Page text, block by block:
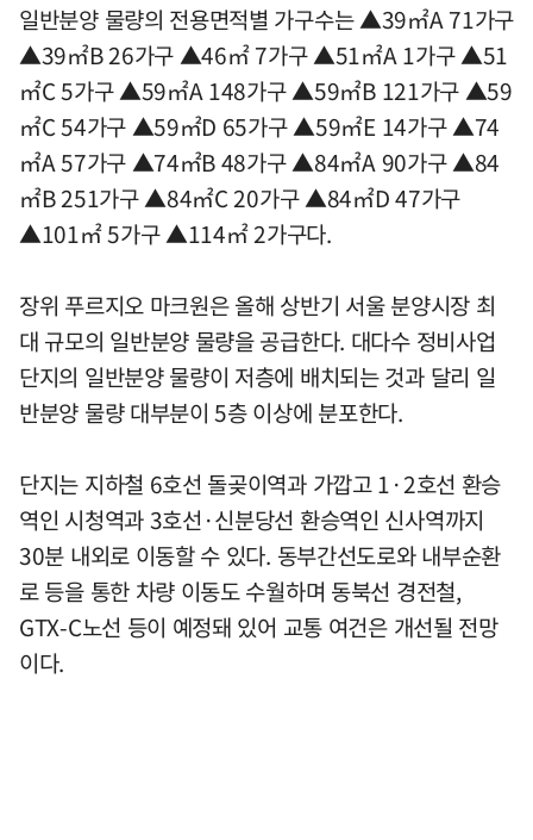
일반분양 물량의 전용면적별 가구수는 ▲39㎡A 71가구
▲39㎡B 26가구 ▲46㎡ 7가구 ▲51㎡A 1가구 ▲51
㎡C 5가구 ▲59㎡A 148가구 ▲59㎡B 121가구 ▲59
㎡C 54가구 ▲59㎡D 65가구 ▲59㎡E 14가구 ▲74
㎡A 57가구 ▲74㎡B 48가구 ▲84㎡A 90가구 ▲84
㎡B 251가구 ▲84㎡C 20가구 ▲84㎡D 47가구
▲101㎡ 5가구 ▲114㎡ 2가구다.
장위 푸르지오 마크원은 올해 상반기 서울 분양시장 최
대 규모의 일반분양 물량을 공급한다. 대다수 정비사업
단지의 일반분양 물량이 저층에 배치되는 것과 달리 일
반분양 물량 대부분이 5층 이상에 분포한다.
단지는 지하철 6호선 돌곶이역과 가깝고 1·2호선 환승
역인 시청역과 3호선·신분당선 환승역인 신사역까지
30분 내외로 이동할 수 있다. 동부간선도로와 내부순환
로 등을 통한 차량 이동도 수월하며 동북선 경전철,
GTX-C노선 등이 예정돼 있어 교통 여건은 개선될 전망
이다.